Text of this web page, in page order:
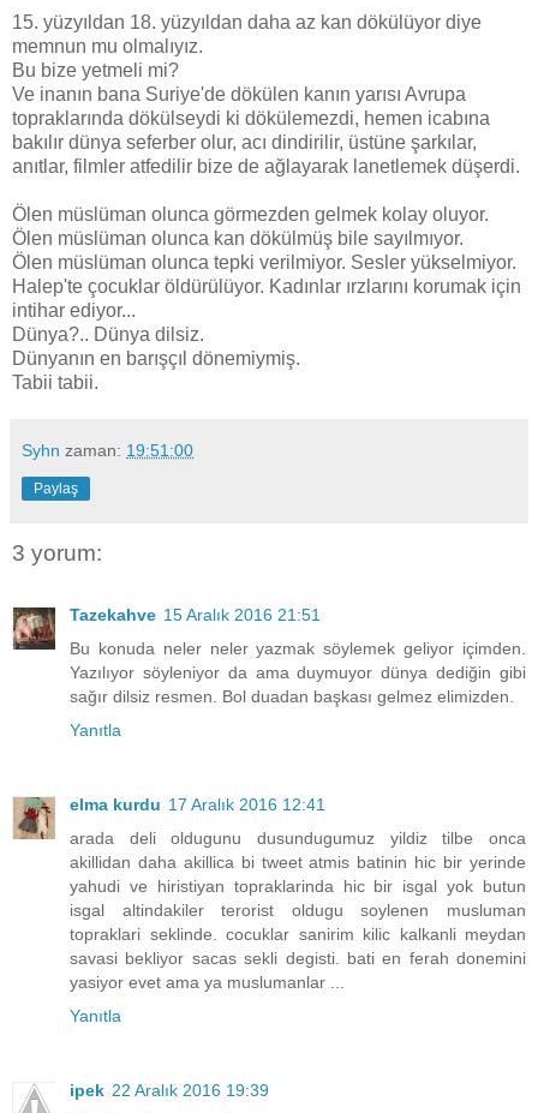
15. yüzyıldan 18. yüzyıldan daha az kan dökülüyor diye
memnun mu olmalıyız.
Bu bize yetmeli mi?
Ve inanın bana Suriye'de dökülen kanın yarısı Avrupa
topraklarında dökülseydi ki dökülemezdi, hemen icabına
bakılır dünya seferber olur, acı dindirilir, üstüne şarkılar,
anıtlar, filmler atfedilir bize de ağlayarak lanetlemek düşerdi.
Ölen müslüman olunca görmezden gelmek kolay oluyor.
Ölen müslüman olunca kan dökülmüş bile sayılmıyor.
Ölen müslüman olunca tepki verilmiyor. Sesler yükselmiyor.
Halep'te çocuklar öldürülüyor. Kadınlar ırzlarını korumak için
intihar ediyor...
Dünya?.. Dünya dilsiz.
Dünyanın en barışçıl dönemiymiş.
Tabii tabii.
Syhn zaman: 19:51:00
Paylaş
3 yorum:
Tazekahve 15 Aralık 2016 21:51
Bu konuda neler neler yazmak söylemek geliyor içimden.
Yazılıyor söyleniyor da ama duymuyor dünya dediğin gibi
sağır dilsiz resmen. Bol duadan başkası gelmez elimizden.
Yanıtla
elma kurdu 17 Aralık 2016 12:41
arada deli oldugunu dusundugumuz yildiz tilbe onca
akillidan daha akillica bi tweet atmis batinin hic bir yerinde
yahudi ve hiristiyan topraklarinda hic bir isgal yok butun
isgal altindakiler terorist oldugu soylenen musluman
topraklari seklinde. cocuklar sanirim kilic kalkanli meydan
savasi bekliyor sacas sekli degisti. bati en ferah donemini
yasiyor evet ama ya muslumanlar ...
Yanıtla
ipek 22 Aralık 2016 19:39